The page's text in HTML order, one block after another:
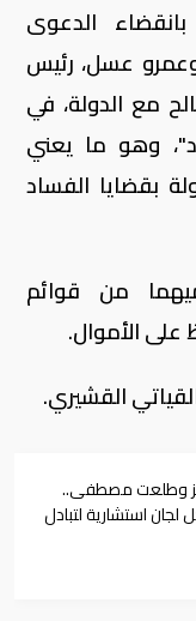
الدعوى
وعمرو عسل، رئيس
مع الدولة، في
وهو ما يعني
بقضايا الفساد
من قوائم
على الأموال.
القشيري.
وطلعت مصطفى..
استشارية لتبادل